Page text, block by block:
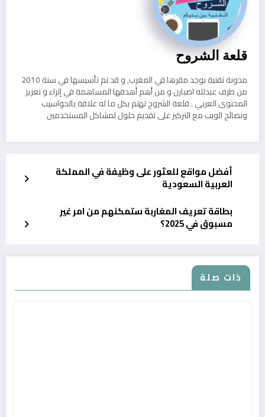
قلعة الشروح
مدونة تقنية يوجد مقرها في المغرب, و قد تم تأسيسها في سنة 2010
من طرف عبدلله اصبارن و من أهم أهدفها المساهمة في إثراء و تعزيز
المحتوى العربي . قلعة الشروح تهتم بكل ما له علاقة بالحواسيب
ونصائح الويب مع التركيز على تقديم حلول لمشاكل المستخدمين
أفضل مواقع للعثور على وظيفة في المملكة
العربية السعودية
بطاقة تعريف المغاربة ستمكنهم من امر غير
مسبوق في 2025؟
ذات صلة